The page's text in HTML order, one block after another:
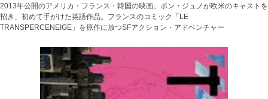
2013年公開のアメリカ・フランス・韓国の映画。ポン・ジュノが欧米のキャストを
招き、初めて手がけた英語作品。フランスのコミック「LE
TRANSPERCENEIGE」を原作に放つSFアクション・アドベンチャー